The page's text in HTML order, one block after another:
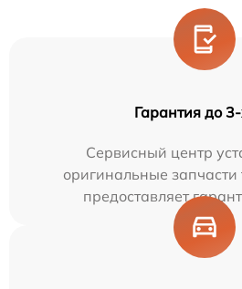
Гарантия до
Сервисный центр
оригинальные запчасти
предоставляет